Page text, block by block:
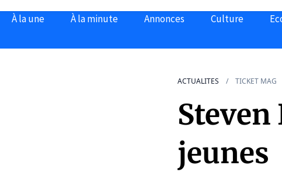
À la une À la minute Annonces Culture
ACTUALITES TICKET MAG
Steven
jeunes